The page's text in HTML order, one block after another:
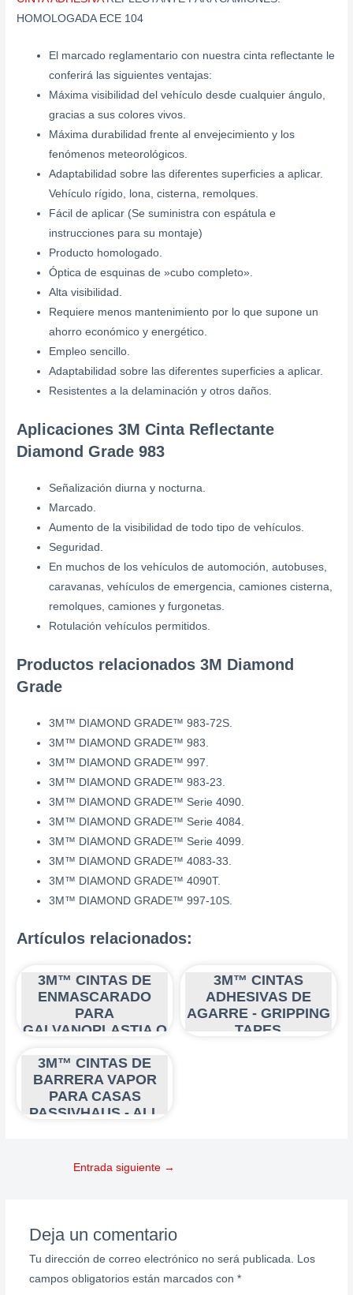
HOMOLOGADA ECE 104
El marcado reglamentario con nuestra cinta reflectante le
conferirá las siguientes ventajas:
Máxima visibilidad del vehículo desde cualquier ángulo,
gracias a sus colores vivos.
Máxima durabilidad frente al envejecimiento y los
fenómenos meteorológicos.
Adaptabilidad sobre las diferentes superficies a aplicar.
Vehículo rígido, lona, cisterna, remolques.
Fácil de aplicar (Se suministra con espátula e
instrucciones para su montaje)
Producto homologado.
Óptica de esquinas de »cubo completo».
Alta visibilidad.
Requiere menos mantenimiento por lo que supone un
ahorro económico y energético.
Empleo sencillo.
Adaptabilidad sobre las diferentes superficies a aplicar.
Resistentes a la delaminación y otros daños.
Aplicaciones 3M Cinta Reflectante
Diamond Grade 983
Señalización diurna y nocturna.
Marcado.
Aumento de la visibilidad de todo tipo de vehículos.
Seguridad.
En muchos de los vehículos de automoción, autobuses,
caravanas, vehículos de emergencia, camiones cisterna,
remolques, camiones y furgonetas.
Rotulación vehículos permitidos.
Productos relacionados 3M Diamond
Grade
3M™ DIAMOND GRADE™ 983-72S.
3M™ DIAMOND GRADE™ 983.
3M™ DIAMOND GRADE™ 997.
3M™ DIAMOND GRADE™ 983-23.
3M™ DIAMOND GRADE™ Serie 4090.
3M™ DIAMOND GRADE™ Serie 4084.
3M™ DIAMOND GRADE™ Serie 4099.
3M™ DIAMOND GRADE™ 4083-33.
3M™ DIAMOND GRADE™ 4090T.
3M™ DIAMOND GRADE™ 997-10S.
Artículos relacionados:
3M™ CINTAS DE
ENMASCARADO
PARA
GALVANOPLASTIA O
3M™ CINTAS
ADHESIVAS DE
AGARRE - GRIPPING
TAPES
3M™ CINTAS DE
BARRERA VAPOR
PARA CASAS
PASSIVHAUS - ALL
Entrada siguiente →
Deja un comentario
Tu dirección de correo electrónico no será publicada. Los
campos obligatorios están marcados con *